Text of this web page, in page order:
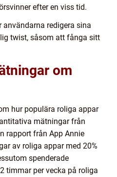
efter en viss tid.
användarna redigera sina
twist, såsom att fånga sitt
om
hur populära roliga appar
mätningar från
rapport från App Annie
av roliga appar med 20%
spenderade
timmar per vecka på roliga